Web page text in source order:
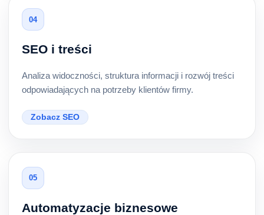
04
SEO i treści
Analiza widoczności, struktura informacji i rozwój treści
odpowiadających na potrzeby klientów firmy.
Zobacz SEO
05
Automatyzacje biznesowe